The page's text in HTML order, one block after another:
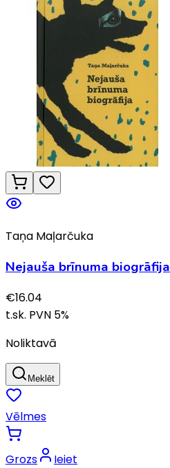
Taņa Maļarčuka
Nejauša brīnuma biogrāfija
€16.04
t.sk. PVN 5%
Noliktavā
Meklēt
Vēlmes
Grozs Ieiet